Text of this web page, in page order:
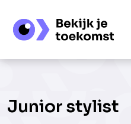
Junior stylist